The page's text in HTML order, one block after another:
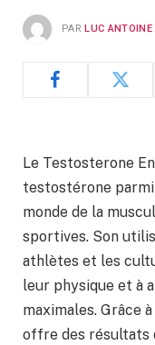
PAR LUC ANTOINE
Le Testosterone
testostérone
monde de la
sportives. Son
athlètes et les
leur physique et à
maximales. Grâce
offre des résultats